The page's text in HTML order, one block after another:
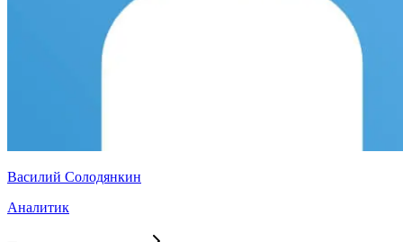
Василий Солодянкин
Аналитик